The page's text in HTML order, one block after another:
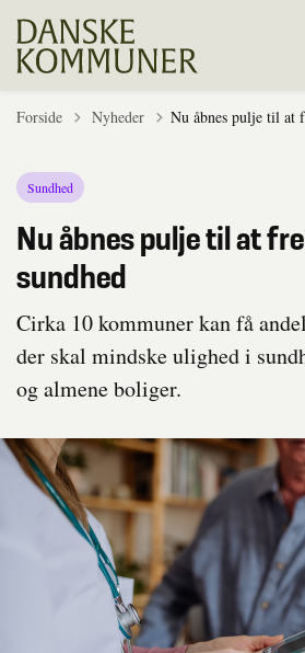
Forside Tilbage til
Nyheder Nu åbnes pulje til at
Sundhed
Nu åbnes pulje til at
sundhed
Cirka 10 kommuner kan få
der skal mindske ulighed i
og almene boliger.